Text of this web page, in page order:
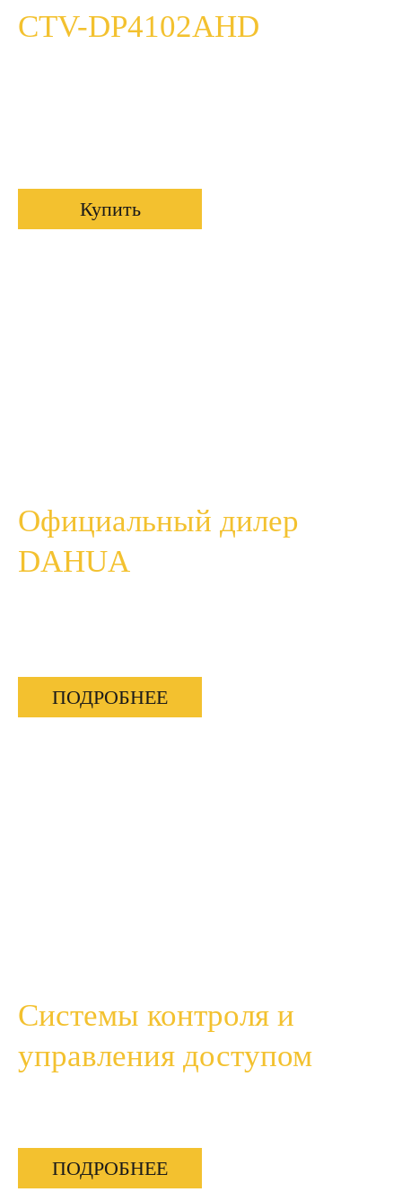
CTV-DP4102AHD
Купить
Официальный дилер
DAHUA
ПОДРОБНЕЕ
Системы контроля и
управления доступом
ПОДРОБНЕЕ